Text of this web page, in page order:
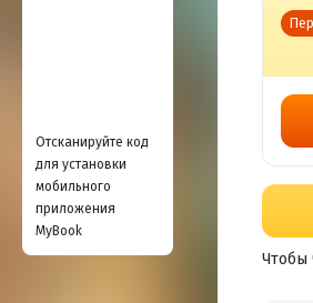
Отсканируйте код
для установки
мобильного
приложения
MyBook
Чтобы